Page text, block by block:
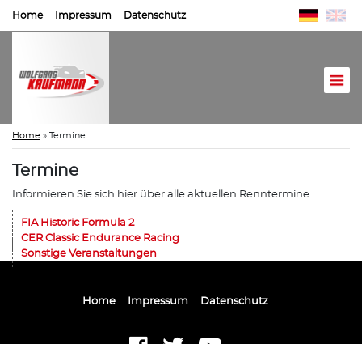
Home Impressum Datenschutz
Home » Termine
Termine
Informieren Sie sich hier über alle aktuellen Renntermine.
FIA Historic Formula 2
CER Classic Endurance Racing
Sonstige Veranstaltungen
Home Impressum Datenschutz